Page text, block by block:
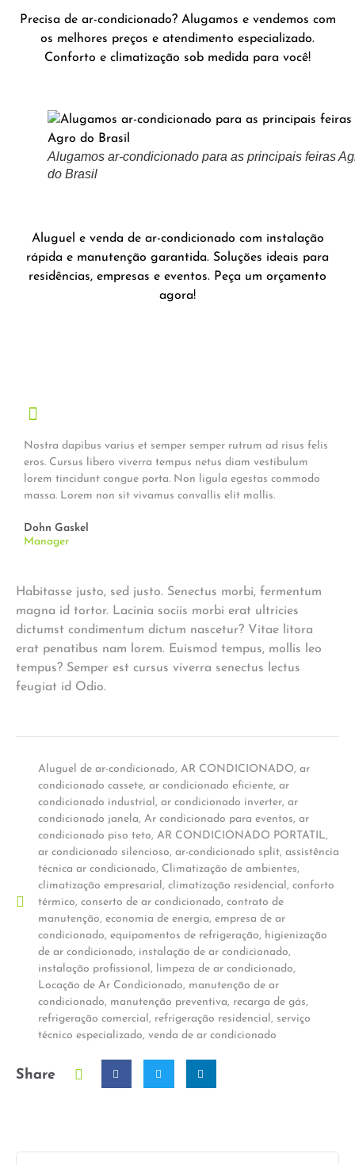
Precisa de ar-condicionado? Alugamos e vendemos com
os melhores preços e atendimento especializado.
Conforto e climatização sob medida para você!
Alugamos ar-condicionado para as principais feiras
do Brasil
Aluguel e venda de ar-condicionado com instalação
rápida e manutenção garantida. Soluções ideais para
residências, empresas e eventos. Peça um orçamento
agora!
Nostra dapibus varius et semper semper rutrum ad risus felis
eros. Cursus libero viverra tempus netus diam vestibulum
lorem tincidunt congue porta. Non ligula egestas commodo
massa. Lorem non sit vivamus convallis elit mollis.
Dohn Gaskel
Manager
Habitasse justo, sed justo. Senectus morbi, fermentum
magna id tortor. Lacinia sociis morbi erat ultricies
dictumst condimentum dictum nascetur? Vitae litora
erat penatibus nam lorem. Euismod tempus, mollis leo
tempus? Semper est cursus viverra senectus lectus
feugiat id Odio.
Aluguel de ar-condicionado, AR CONDICIONADO, ar
condicionado cassete, ar condicionado eficiente, ar
condicionado industrial, ar condicionado inverter, ar
condicionado janela, Ar condicionado para eventos, ar
condicionado piso teto, AR CONDICIONADO PORTATIL,
ar condicionado silencioso, ar-condicionado split, assistência
técnica ar condicionado, Climatização de ambientes,
climatização empresarial, climatização residencial, conforto
térmico, conserto de ar condicionado, contrato de
manutenção, economia de energia, empresa de ar
condicionado, equipamentos de refrigeração, higienização
de ar condicionado, instalação de ar condicionado,
instalação profissional, limpeza de ar condicionado,
Locação de Ar Condicionado, manutenção de ar
condicionado, manutenção preventiva, recarga de gás,
refrigeração comercial, refrigeração residencial, serviço
técnico especializado, venda de ar condicionado
Share